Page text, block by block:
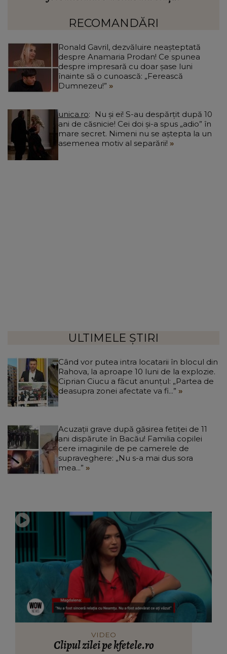
afectate va fi...”
RECOMANDĂRI
Ronald Gavril, dezvăluire neașteptată
despre Anamaria Prodan! Ce spunea
despre impresară cu doar șase luni
înainte să o cunoască: „Ferească
Dumnezeu!”
unica.ro
ani de căsnicie! Cei doi și-a spus „adio” în
mare secret. Nimeni nu se aștepta la un
asemenea motiv al separării!
ULTIMELE ȘTIRI
Când vor putea intra locatarii în blocul din
Rahova, la aproape 10 luni de la explozie.
Ciprian Ciucu a făcut anunțul: „Partea de
deasupra zonei afectate va fi...”
Acuzații grave după găsirea fetiței de 11
ani dispărute în Bacău! Familia copilei
cere imaginile de pe camerele de
supraveghere: „Nu s-a mai dus sora
mea...”
VIDEO
Clipul zilei pe kfetele.ro